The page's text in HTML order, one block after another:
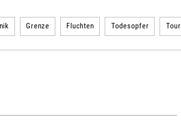
Grenze Fluchten Todesopfer Tour